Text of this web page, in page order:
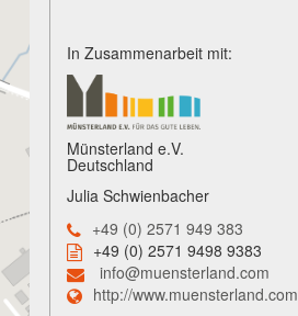
In Zusammenarbeit mit:
Münsterland e.V.
Deutschland
Julia Schwienbacher
+49 (0) 2571 949 383
+49 (0) 2571 9498 9383
info@muensterland.com
http://www.muensterland.com